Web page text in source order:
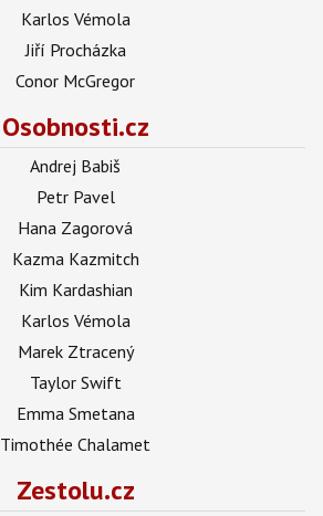
Karlos Vémola
Jiří Procházka
Conor McGregor
Osobnosti.cz
Andrej Babiš
Petr Pavel
Hana Zagorová
Kazma Kazmitch
Kim Kardashian
Karlos Vémola
Marek Ztracený
Taylor Swift
Emma Smetana
Timothée Chalamet
Zestolu.cz